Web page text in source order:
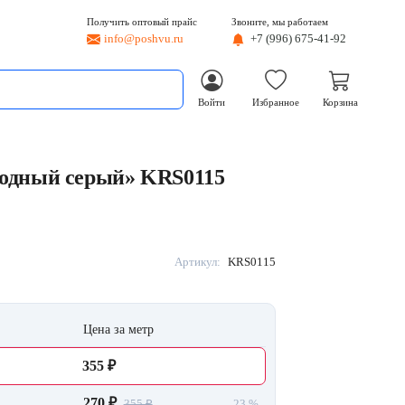
Получить оптовый прайс
info@poshvu.ru
Звоните, мы работаем
+7 (996) 675-41-92
Войти Избранное Корзина
серый» KRS0115
Артикул: KRS0115
Цена за метр
355 ₽